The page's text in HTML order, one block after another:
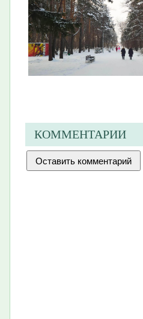
КОММЕНТАРИИ